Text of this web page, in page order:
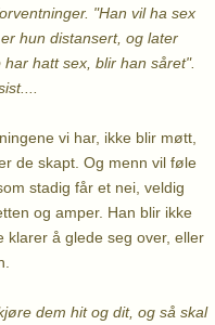
"Han vil ha sex
hun distansert, og later
hatt sex, blir han såret".
vi har, ikke blir møtt,
de skapt. Og menn vil føle
stadig får et nei, veldig
og amper. Han blir ikke
klarer å glede seg over, eller
dem hit og dit, og så skal